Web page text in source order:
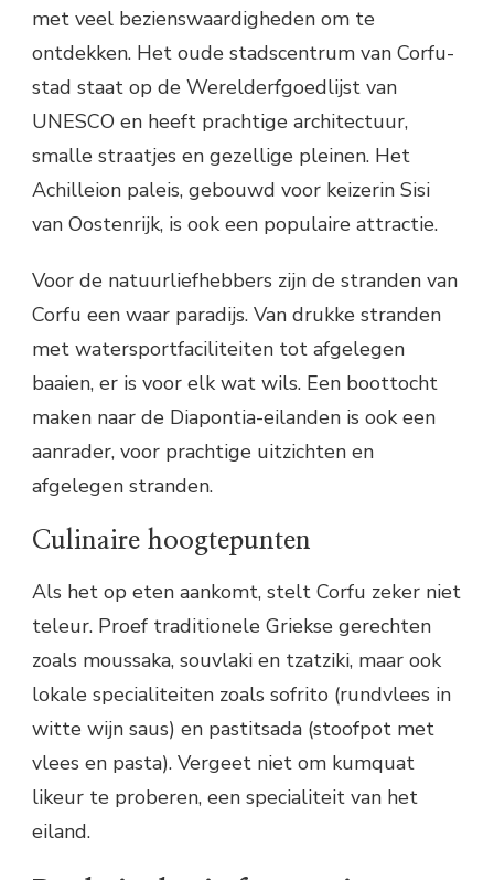
met veel bezienswaardigheden om te
ontdekken. Het oude stadscentrum van Corfu-
stad staat op de Werelderfgoedlijst van
UNESCO en heeft prachtige architectuur,
smalle straatjes en gezellige pleinen. Het
Achilleion paleis, gebouwd voor keizerin Sisi
van Oostenrijk, is ook een populaire attractie.
Voor de natuurliefhebbers zijn de stranden van
Corfu een waar paradijs. Van drukke stranden
met watersportfaciliteiten tot afgelegen
baaien, er is voor elk wat wils. Een boottocht
maken naar de Diapontia-eilanden is ook een
aanrader, voor prachtige uitzichten en
afgelegen stranden.
Culinaire hoogtepunten
Als het op eten aankomt, stelt Corfu zeker niet
teleur. Proef traditionele Griekse gerechten
zoals moussaka, souvlaki en tzatziki, maar ook
lokale specialiteiten zoals sofrito (rundvlees in
witte wijn saus) en pastitsada (stoofpot met
vlees en pasta). Vergeet niet om kumquat
likeur te proberen, een specialiteit van het
eiland.